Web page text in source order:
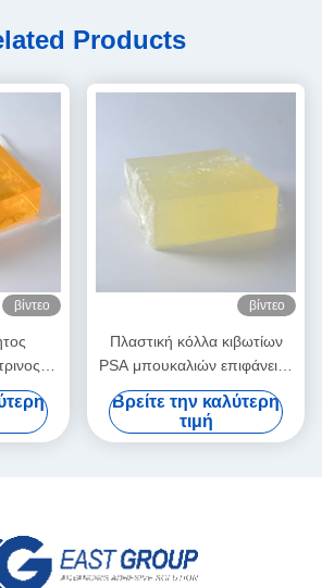
Products
βίντεο
τις
βίντεο
Πλαστική κόλλα κιβωτίων
PSA μπουκαλιών επιφάνειας
για το αυτοκόλλητο έγγραφο
ετικετών
Βρείτε την καλύτερη
τιμή